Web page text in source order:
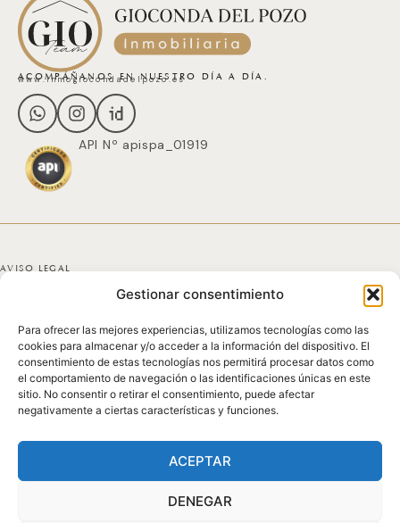
Gestionar consentimiento
Para ofrecer las mejores experiencias, utilizamos tecnologías como las
cookies para almacenar y/o acceder a la información del dispositivo. El
consentimiento de estas tecnologías nos permitirá procesar datos como
el comportamiento de navegación o las identificaciones únicas en este
sitio. No consentir o retirar el consentimiento, puede afectar
negativamente a ciertas características y funciones.
ACEPTAR
DENEGAR
ACOMPÁÑANOS EN NUESTRO DÍA A DÍA.
www.inmogiocondadelpozo.es
API Nº apispa_01919
AVISO LEGAL
POLÍTICA DE COOKIES
DECLARACIÓN DE ACCESIBILIDAD
MAPA DEL SITIO
© 2025 GICONDA DEL POZO